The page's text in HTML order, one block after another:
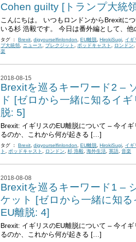
Cohen guilty [トランプ大統
こんにちは。 いつもロンドンからBrexitに
いる杉 浩毅です。 今日は番外編として、
タグ ： Brexit,digyourselfinlondon, EU離脱, HirokiSugi, イギ
プ大統領, ニュース, ブレクジット ,ポッドキャスト , ロンドン
楽
2018-08-15
Brexitを巡るキーワード2 –
ド [ゼロから一緒に知るイ
脱: 5]
Brexit: イギリスのEU離脱について – 今イ
るのか、これから何が起きる […]
タグ ： Brexit,digyourselfinlondon, EU離脱, HirokiSugi, イギ
ト ,ポッドキャスト , ロンドン,杉 浩毅,海外生活,英語,音楽
2018-08-08
Brexitを巡るキーワード1 –
ケット [ゼロから一緒に知る
EU離脱: 4]
Brexit: イギリスのEU離脱について – 今イ
るのか、これから何が起きる […]